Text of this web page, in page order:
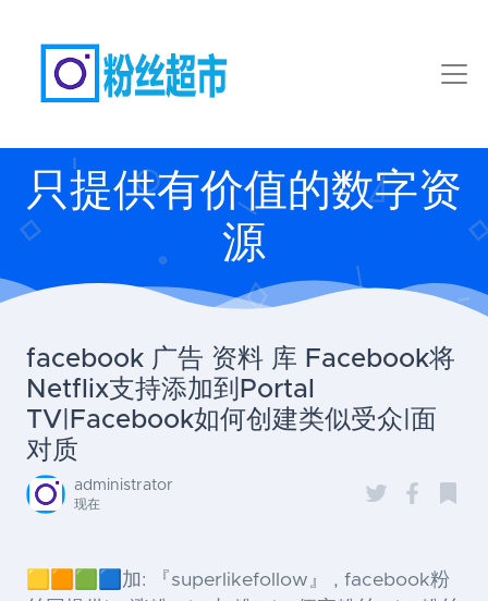
只提供有价值的数字资
源
facebook 广告 资料 库 Facebook将
Netflix支持添加到Portal
TV|Facebook如何创建类似受众|面
对质
administrator
现在
🟨🟧🟩🟦加: 『superlikefollow』 , facebook粉